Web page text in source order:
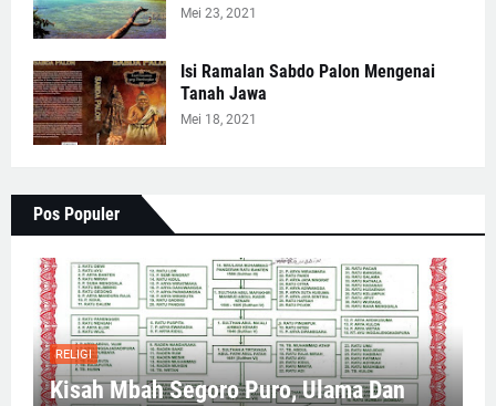
Mei 23, 2021
Isi Ramalan Sabdo Palon Mengenai
Tanah Jawa
Mei 18, 2021
Pos Populer
RELIGI
Kisah Mbah Segoro Puro, Ulama Dan